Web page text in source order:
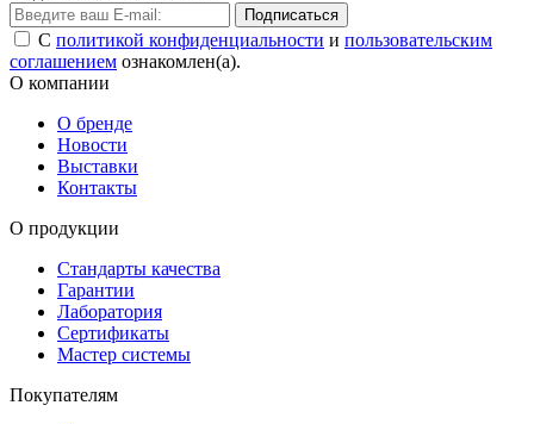
Подписаться
С политикой конфиденциальности и пользовательским
соглашением ознакомлен(а).
О компании
О бренде
Новости
Выставки
Контакты
О продукции
Стандарты качества
Гарантии
Лаборатория
Сертификаты
Мастер системы
Покупателям